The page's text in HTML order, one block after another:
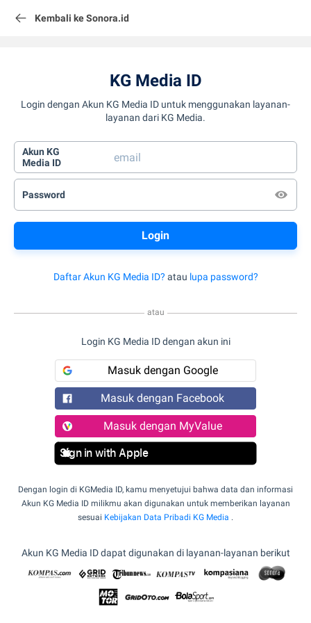
Kembali ke Sonora.id
KG Media ID
Login dengan Akun KG Media ID untuk menggunakan layanan-
layanan dari KG Media.
Akun KG
Media ID
Password
Daftar Akun KG Media ID? atau lupa password?
atau
Login KG Media ID dengan akun ini
Masuk dengan Google
Masuk dengan Facebook
Masuk dengan MyValue
Sign in with Apple
Dengan login di KGMedia ID, kamu menyetujui bahwa data dan informasi
Akun KG Media ID milikmu akan digunakan untuk memberikan layanan
sesuai Kebijakan Data Pribadi KG Media .
Akun KG Media ID dapat digunakan di layanan-layanan berikut